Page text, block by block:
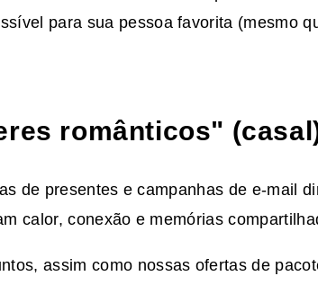
para sua pessoa favorita (mesmo
românticos"
de presentes e campanhas de e-mail
calor, conexão e memórias
assim como nossas ofertas de